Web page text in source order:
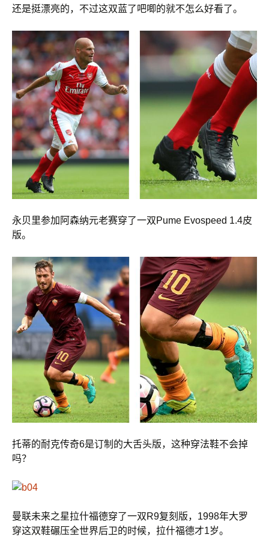
还是挺漂亮的，不过这双蓝了吧唧的就不怎么好看了。
永贝里参加阿森纳元老赛穿了一双Pume Evospeed 1.4皮
版。
托蒂的耐克传奇6是订制的大舌头版，这种穿法鞋不会掉
吗？
曼联未来之星拉什福德穿了一双R9复刻版，1998年大罗
穿这双鞋碾压全世界后卫的时候，拉什福德才1岁。